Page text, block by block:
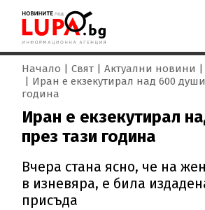
Начало Свят Актуални новини
Иран е екзекутирал над 600
година
Иран е екзекутирал
през тази година
Вчера стана ясно, че на
в изневяра, е била
присъда